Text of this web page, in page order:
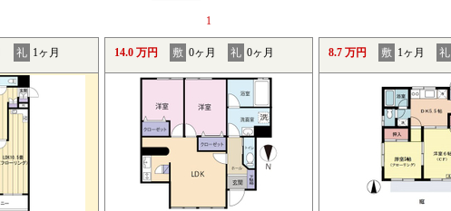
1
礼 1ヶ月 14.0 万円 敷 0ヶ月 礼 0ヶ月 8.7 万円 敷 1ヶ月 礼